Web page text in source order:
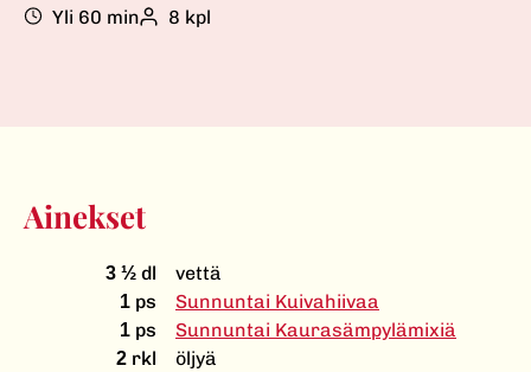
Yli 60 min 8 kpl
Ainekset
3 ½ dl vettä
1 ps Sunnuntai Kuivahiivaa
1 ps Sunnuntai Kaurasämpylämixiä
2 rkl öljyä